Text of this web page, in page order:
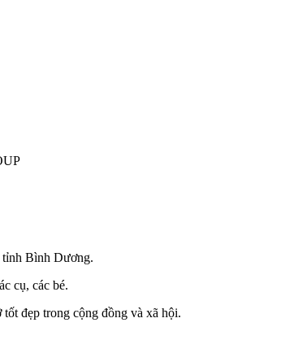
tỉnh Bình Dương.
cụ, các bé.
đẹp trong cộng đồng và xã hội.